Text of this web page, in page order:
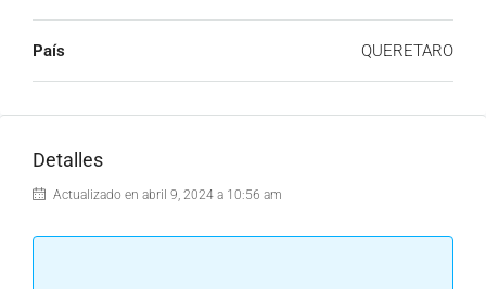
País QUERETARO
Detalles
Actualizado en abril 9, 2024 a 10:56 am